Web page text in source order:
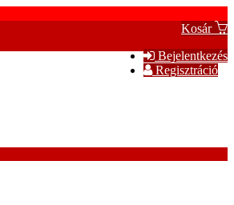
Kosár
Bejelentkezés
Regisztráció